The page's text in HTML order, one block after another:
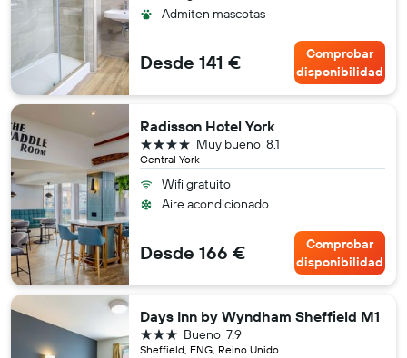
Admiten mascotas
Desde 141 €
Comprobar
disponibilidad
Radisson Hotel York
Central York
8.1
Muy bueno
4 estrellas
Wifi gratuito
Aire acondicionado
Desde 166 €
Comprobar
disponibilidad
Days Inn by Wyndham Sheffield M1
Sheffield, ENG, Reino Unido
7.9
Bueno
3 estrellas